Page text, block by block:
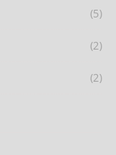
(5)
(2)
(2)